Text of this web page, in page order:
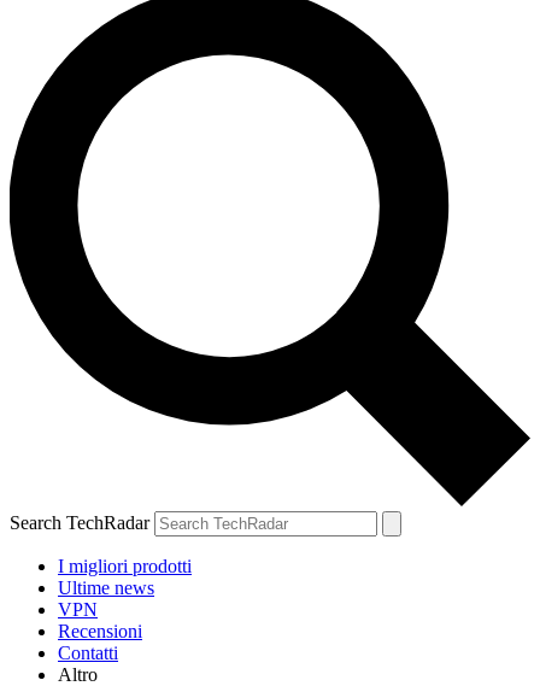
Search TechRadar
I migliori prodotti
Ultime news
VPN
Recensioni
Contatti
Altro